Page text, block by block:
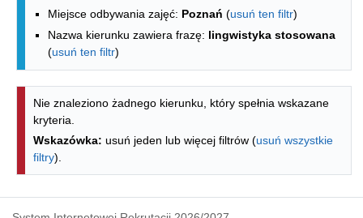
Miejsce odbywania zajęć: Poznań (usuń ten filtr)
Nazwa kierunku zawiera frazę: lingwistyka stosowana
(usuń ten filtr)
Nie znaleziono żadnego kierunku, który spełnia wskazane
kryteria.
Wskazówka: usuń jeden lub więcej filtrów (usuń wszystkie
filtry).